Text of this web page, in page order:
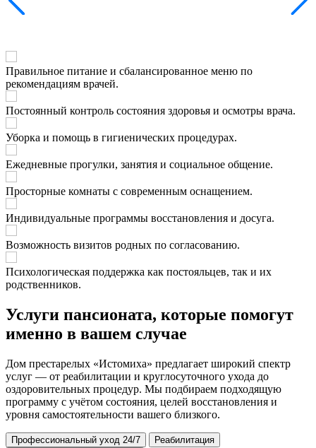
Правильное питание и сбалансированное меню по
рекомендациям врачей.
Постоянный контроль состояния здоровья и осмотры врача.
Уборка и помощь в гигиенических процедурах.
Ежедневные прогулки, занятия и социальное общение.
Просторные комнаты с современным оснащением.
Индивидуальные программы восстановления и досуга.
Возможность визитов родных по согласованию.
Психологическая поддержка как постояльцев, так и их
родственников.
Услуги пансионата, которые помогут
именно в вашем случае
Дом престарелых «Истомиха» предлагает широкий спектр
услуг — от реабилитации и круглосуточного ухода до
оздоровительных процедур. Мы подбираем подходящую
программу с учётом состояния, целей восстановления и
уровня самостоятельности вашего близкого.
Профессиональный уход 24/7
Реабилитация